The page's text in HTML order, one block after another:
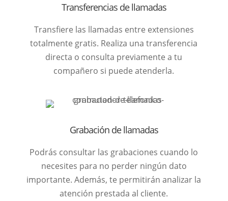
Transferencias de llamadas
Transfiere las llamadas entre extensiones
totalmente gratis. Realiza una transferencia
directa o consulta previamente a tu
compañero si puede atenderla.
Grabación de llamadas
Podrás consultar las grabaciones cuando lo
necesites para no perder ningún dato
importante. Además, te permitirán analizar la
atención prestada al cliente.